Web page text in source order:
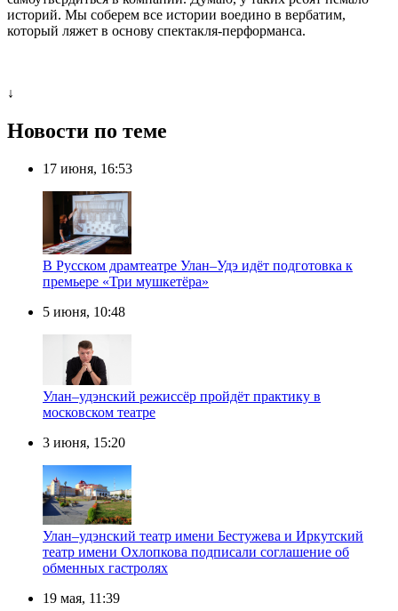
историй. Мы соберем все истории воедино в вербатим,
который ляжет в основу спектакля-перформанса.
↓
Новости по теме
17 июня, 16:53
В Русском драмтеатре Улан–Удэ идёт подготовка к
премьере «Три мушкетёра»
5 июня, 10:48
Улан–удэнский режиссёр пройдёт практику в
московском театре
3 июня, 15:20
Улан–удэнский театр имени Бестужева и Иркутский
театр имени Охлопкова подписали соглашение об
обменных гастролях
19 мая, 11:39